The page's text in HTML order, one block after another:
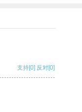
支持[0] 反对[0]